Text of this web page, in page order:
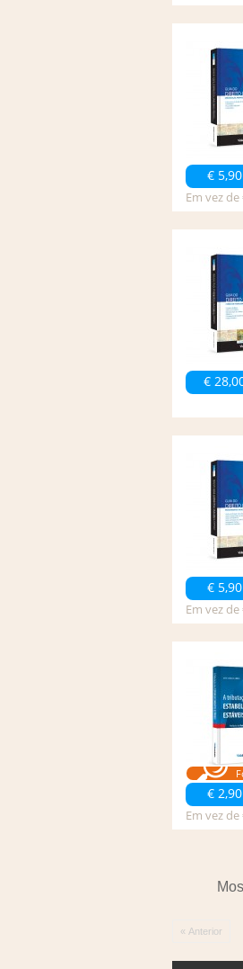
€ 5,90
Em vez de
€
€ 5,90
Em vez de
€ 2,90
Em vez de
« Anterior